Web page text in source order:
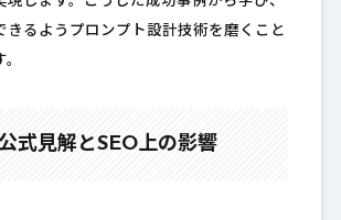
きるようプロンプト設計技術を磨くこと
式見解とSEO上の影響